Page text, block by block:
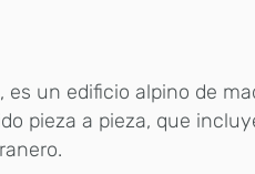
es un edificio alpino de
pieza a pieza, que